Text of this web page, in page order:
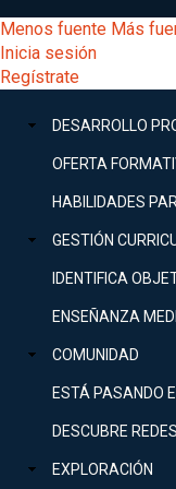
al
contenido
principal
Menú
entrar
mi
Menos fuente Más
Inicia sesión
Regístrate
Menú
DESARROLLO
OFERTA
HABILIDADES
GESTIÓN
IDENTIFICA
ENSEÑANZA
COMUNIDAD
ESTÁ PASANDO
DESCUBRE
EXPLORACIÓN
Buscar
Menú
DESARROLLO
Expand
GESTIÓN
Expand
COMUNIDAD
Expand
EXPLORACIÓN
Inicia